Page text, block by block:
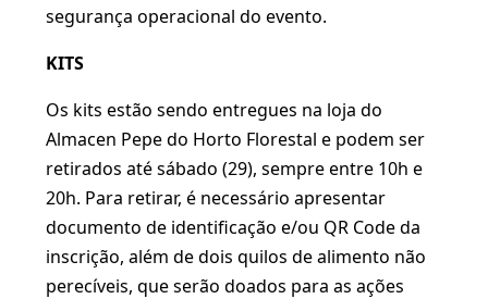
segurança operacional do evento.
KITS
Os kits estão sendo entregues na loja do
Almacen Pepe do Horto Florestal e podem ser
retirados até sábado (29), sempre entre 10h e
20h. Para retirar, é necessário apresentar
documento de identificação e/ou QR Code da
inscrição, além de dois quilos de alimento não
perecíveis, que serão doados para as ações